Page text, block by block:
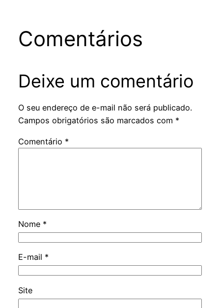
Comentários
Deixe um comentário
O seu endereço de e-mail não será publicado.
Campos obrigatórios são marcados com *
Comentário *
Nome *
E-mail *
Site